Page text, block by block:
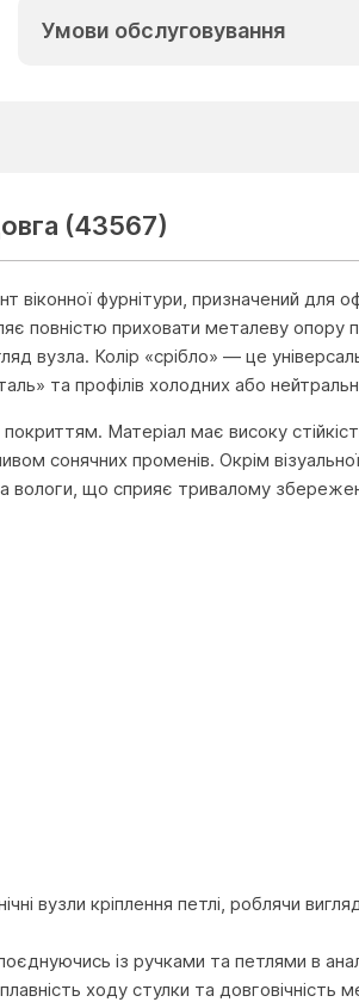
Умови обслуговування
(43567)
фурнітури, призначений для
приховати металеву опору
вузла. Колір «срібло» — це
та профілів холодних або
Матеріал має високу
сонячних променів. Окрім
вологи, що сприяє тривалому
вузли кріплення петлі, роблячи вигляд
із ручками та петлями в
ходу стулки та довговічність